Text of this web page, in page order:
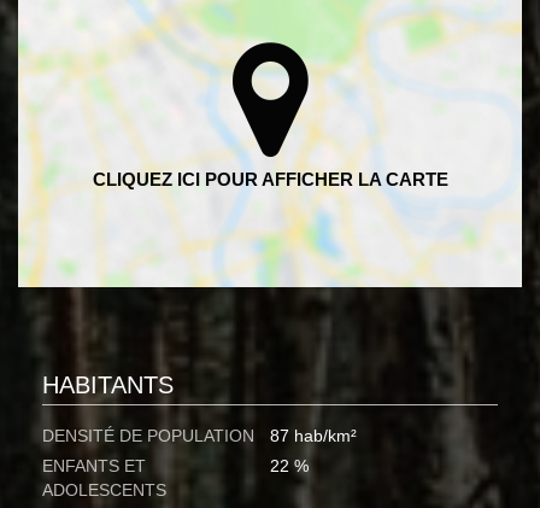
HABITANTS
DENSITÉ DE POPULATION
87 hab/km²
ENFANTS ET
ADOLESCENTS
22 %